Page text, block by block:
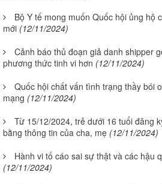
Bộ Y tế mong muốn Quốc hội ủng hộ
mới (12/11/2024)
Cảnh báo thủ đoạn giả danh shipper
phương thức tinh vi hơn (12/11/2024)
Quốc hội chất vấn tình trạng thầy bói
mạng (12/11/2024)
Từ 15/12/2024, trẻ dưới 16 tuổi đăng
bằng thông tin của cha, mẹ (12/11/2024)
Hành vi tố cáo sai sự thật và các hậu
(12/11/2024)